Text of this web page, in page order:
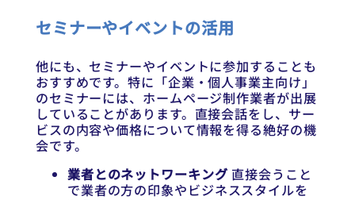
セミナーやイベントの活用
他にも、セミナーやイベントに参加することも
おすすめです。特に「企業・個人事業主向け」
のセミナーには、ホームページ制作業者が出展
していることがあります。直接会話をし、サー
ビスの内容や価格について情報を得る絶好の機
会です。
業者とのネットワーキング直接会うこと
で業者の方の印象やビジネススタイルを